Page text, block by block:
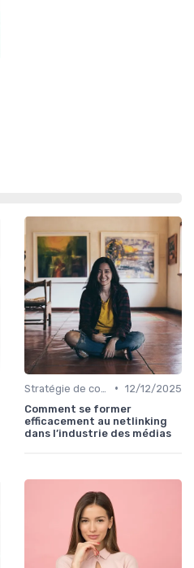
• 12/12/2025
Comment se former
efficacement au netlinking
dans l’industrie des médias